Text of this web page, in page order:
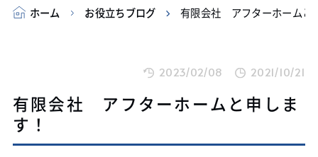
ホーム お役立ちブログ 有限会社 アフターホームと
2023/02/08 2021/10/21
有限会社 アフターホームと申しま
す！